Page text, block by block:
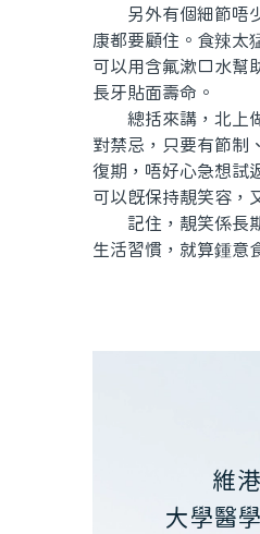
另外有個細節唔少
康都要顧住。食辣太
可以用含氟漱口水幫
長牙貼面壽命。
總括來講，北上做
對禁忌，只要有節制
復期，唔好心急想試
可以既保持靚笑容，
記住，靚笑係長期
生活習慣，就算鍾意
維
大學醫